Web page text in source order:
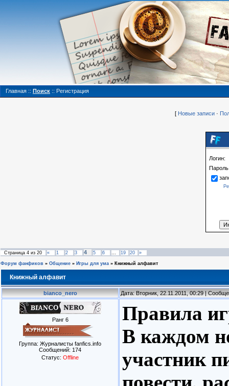
Главная :: Поиск :: Регистрация
[ Новые записи ·
Логин:
Страница 4 из 20 « 1 2 3 4 5 6 … 19 20 »
Форум фанфиков » Общение » Игры для ума » Книжный алфавит
Книжный алфавит
bianco_nero Дата: Вторник, 22.11.2011, 00:29 |
Ранг 6
Группа: Журналисты fanfics.info
Сообщений: 174
Статус: Offline
Правила
В каждом
участник